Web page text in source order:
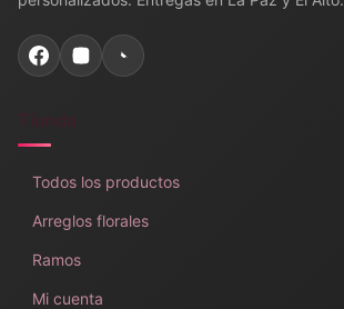
Todos los productos
Arreglos florales
Ramos
Mi cuenta